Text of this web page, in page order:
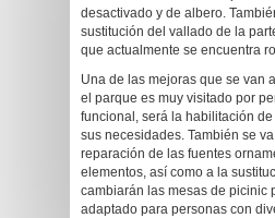
desactivado y de albero.
sustitución del vallado de la
que actualmente se encuentra
Una de las mejoras que se van
el parque es muy visitado por
funcional, será la habilitación
sus necesidades. También se
reparación de las fuentes
elementos, así como a la
cambiarán las mesas de picinic
adaptado para personas con